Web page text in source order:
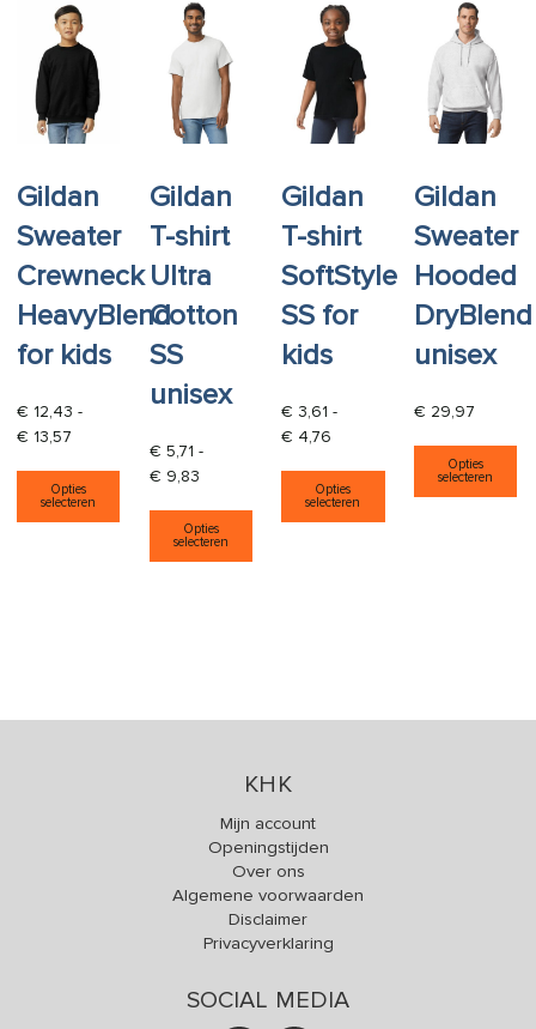
Gildan
Sweater
Crewneck
HeavyBlend
for kids
€ 12,43 -
€ 13,57 Prijsklasse: € 12,43 tot € 13,57
Opties
selecteren
Dit product heeft meerdere variaties. Deze optie
Gildan
T-shirt
Ultra
Cotton
SS
unisex
€ 5,71 -
€ 9,83Prijsklasse: € 5,71 tot € 9,83
Opties
selecteren
Dit product heeft meerdere
Gildan
T-shirt
SoftStyle
SS for
kids
€ 3,61 -
€ 4,76
Opties
selecteren
Dit product heeft
Gildan
Sweater
Hooded
DryBlend
unisex
€ 29,97
Opties
selecteren
KHK
Mijn account
Openingstijden
Over ons
Algemene voorwaarden
Disclaimer
Privacyverklaring
SOCIAL MEDIA